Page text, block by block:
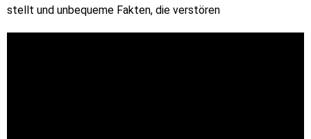
stellt und unbequeme Fakten, die verstören